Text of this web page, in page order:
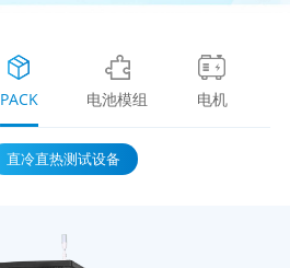
PACK 电池模组 电机
直冷直热测试设备